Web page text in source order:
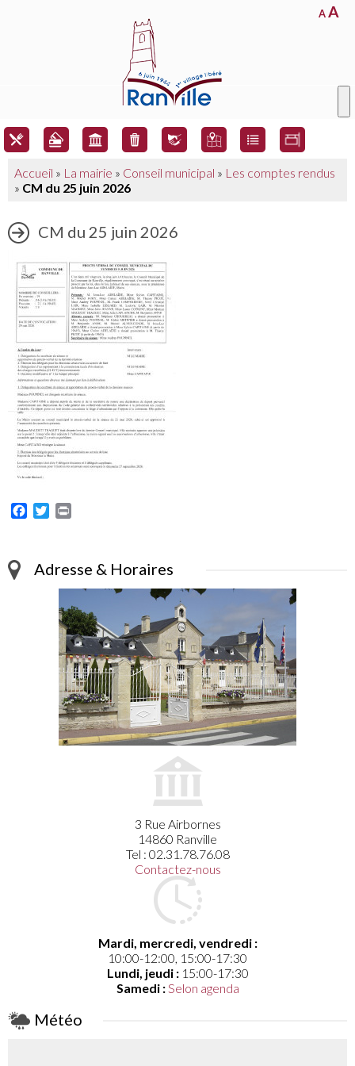
AA
Accueil » La mairie » Conseil municipal » Les comptes rendus
» CM du 25 juin 2026
CM du 25 juin 2026
Facebook
Twitter
Adresse & Horaires
3 Rue Airbornes
14860 Ranville
Tel : 02.31.78.76.08
Contactez-nous
Mardi, mercredi, vendredi :
10:00-12:00, 15:00-17:30
Lundi, jeudi :15:00-17:30
Samedi :Selon agenda
Météo